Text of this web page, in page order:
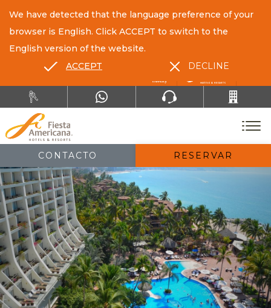
CONTACTO RESERVAR
We have detected that the language preference of your
browser is English. Click ACCEPT to switch to the
English version of the website.
ACCEPT
DECLINE